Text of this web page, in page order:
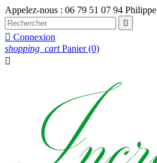
Appelez-nous : 06 79 51 07 94 Philippe

 Connexion
shopping_cart Panier (0)
